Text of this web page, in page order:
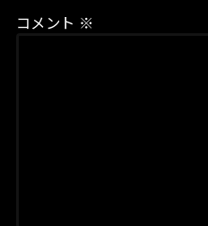
コメント ※